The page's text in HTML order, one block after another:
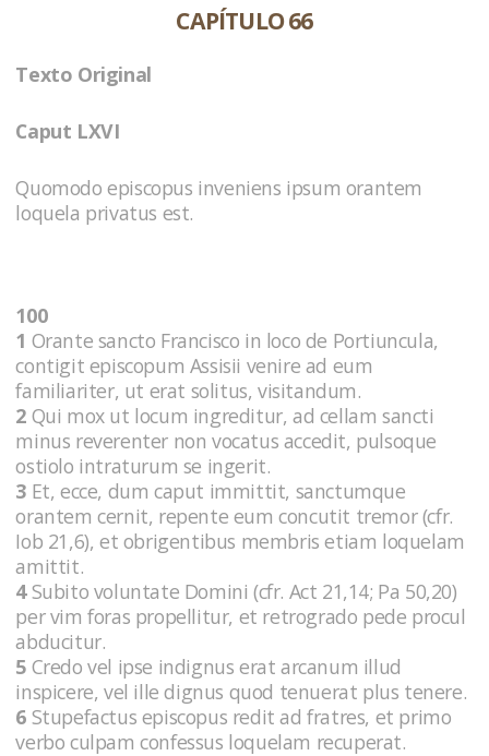
CAPÍTULO 66
Texto Original
Caput LXVI
Quomodo episcopus inveniens ipsum orantem
loquela privatus est.
100
1 Orante sancto Francisco in loco de Portiuncula,
contigit episcopum Assisii venire ad eum
familiariter, ut erat solitus, visitandum.
2 Qui mox ut locum ingreditur, ad cellam sancti
minus reverenter non vocatus accedit, pulsoque
ostiolo intraturum se ingerit.
3 Et, ecce, dum caput immittit, sanctumque
orantem cernit, repente eum concutit tremor (cfr.
Iob 21,6), et obrigentibus membris etiam loquelam
amittit.
4Subito voluntate Domini (cfr. Act 21,14; Pa 50,20)
per vim foras propellitur, et retrogrado pede procul
abducitur.
5 Credo vel ipse indignus erat arcanum illud
inspicere, vel ille dignus quod tenuerat plus tenere.
6 Stupefactus episcopus redit ad fratres, et primo
verbo culpam confessus loquelam recuperat.